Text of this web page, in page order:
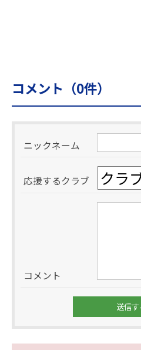
コメント（0件）
ニックネーム
応援するクラブ
コメント